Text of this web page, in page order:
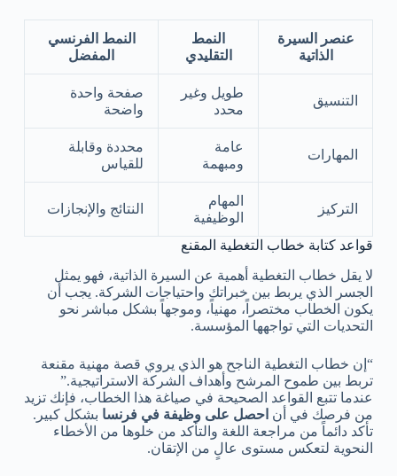
عنصر السيرة
الذاتية
النمط
التقليدي
النمط الفرنسي
المفضل
التنسيق
طويل وغير
محدد
صفحة واحدة
واضحة
المهارات
عامة
ومبهمة
محددة وقابلة
للقياس
التركيز
المهام
الوظيفية
النتائج والإنجازات
قواعد كتابة خطاب التغطية المقنع
لا يقل خطاب التغطية أهمية عن السيرة الذاتية، فهو يمثل
الجسر الذي يربط بين خبراتك واحتياجات الشركة. يجب أن
يكون الخطاب مختصراً، مهنياً، وموجهاً بشكل مباشر نحو
التحديات التي تواجهها المؤسسة.
“إن خطاب التغطية الناجح هو الذي يروي قصة مهنية مقنعة
تربط بين طموح المرشح وأهداف الشركة الاستراتيجية.”
عندما تتبع القواعد الصحيحة في صياغة هذا الخطاب، فإنك تزيد
من فرصك في أن احصل على وظيفة في فرنسا بشكل كبير.
تأكد دائماً من مراجعة اللغة والتأكد من خلوها من الأخطاء
النحوية لتعكس مستوى عالٍ من الإتقان.